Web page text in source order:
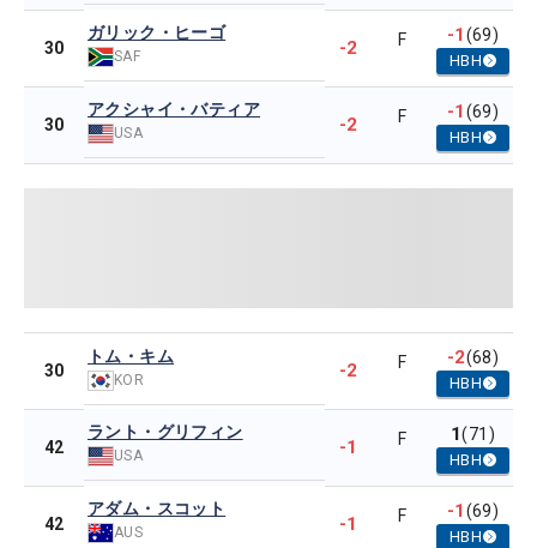
30
ガリック・ヒーゴ
SAF -2 F -1(69)
HBH
30
アクシャイ・バティア
USA -2 F -1(69)
HBH
30
トム・キム
KOR -2 F -2(68)
HBH
42
ラント・グリフィン
USA -1 F 1(71)
HBH
42
アダム・スコット
AUS -1 F -1(69)
HBH